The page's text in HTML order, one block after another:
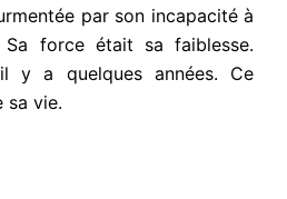
par son incapacité à
force était sa faiblesse.
y a quelques années. Ce
sa vie.